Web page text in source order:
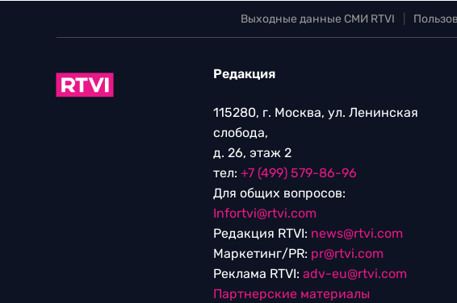
Выходные данные СМИ RTVI
Редакция
115280, г. Москва, ул. Ленинская
слобода,
д. 26, этаж 2
тел: +7 (499) 579-86-96
Для общих вопросов:
Infortvi@rtvi.com
Редакция RTVI: news@rtvi.com
Маркетинг/PR: pr@rtvi.com
Реклама RTVI: adv-eu@rtvi.com
Партнерские материалы